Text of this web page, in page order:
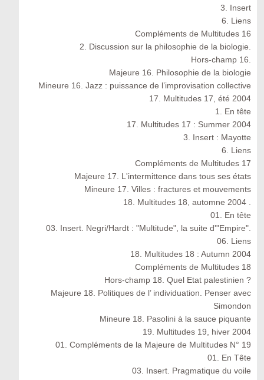
3. Insert
6. Liens
Compléments de Multitudes 16
2. Discussion sur la philosophie de la biologie.
Hors-champ 16.
Majeure 16. Philosophie de la biologie
Mineure 16. Jazz : puissance de l’improvisation collective
17. Multitudes 17, été 2004
1. En tête
17. Multitudes 17 : Summer 2004
3. Insert : Mayotte
6. Liens
Compléments de Multitudes 17
Majeure 17. L'intermittence dans tous ses états
Mineure 17. Villes : fractures et mouvements
18. Multitudes 18, automne 2004 .
01. En tête
03. Insert. Negri/Hardt : "Multitude", la suite d'"Empire".
06. Liens
18. Multitudes 18 : Autumn 2004
Compléments de Multitudes 18
Hors-champ 18. Quel Etat palestinien ?
Majeure 18. Politiques de l’ individuation. Penser avec
Simondon
Mineure 18. Pasolini à la sauce piquante
19. Multitudes 19, hiver 2004
01. Compléments de la Majeure de Multitudes N° 19
01. En Tête
03. Insert. Pragmatique du voile